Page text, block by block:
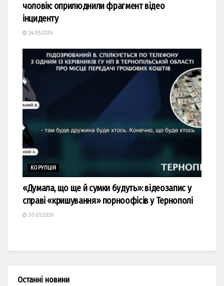
чоловік: оприлюднили фрагмент відео
інциденту
24.05.2026
КОРУПЦІЯ
«Думала, що ще й сумки будуть»: відеозапис у
справі «кришування» порноофісів у Тернополі
20.05.2026
Останні новини